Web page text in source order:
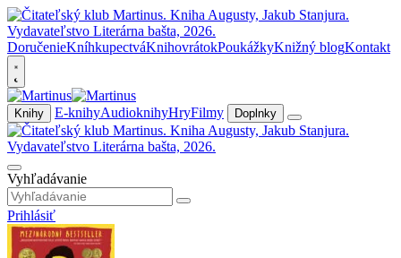
DoručenieKníhkupectváKnihovrátokPoukážkyKnižný blogKontakt
Knihy E-knihyAudioknihyHryFilmy Doplnky
Vyhľadávanie
Prihlásiť